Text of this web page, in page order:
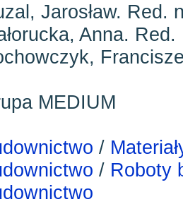
Jarosław. Red.
Anna. Red.
MEDIUM
/
/ Roboty